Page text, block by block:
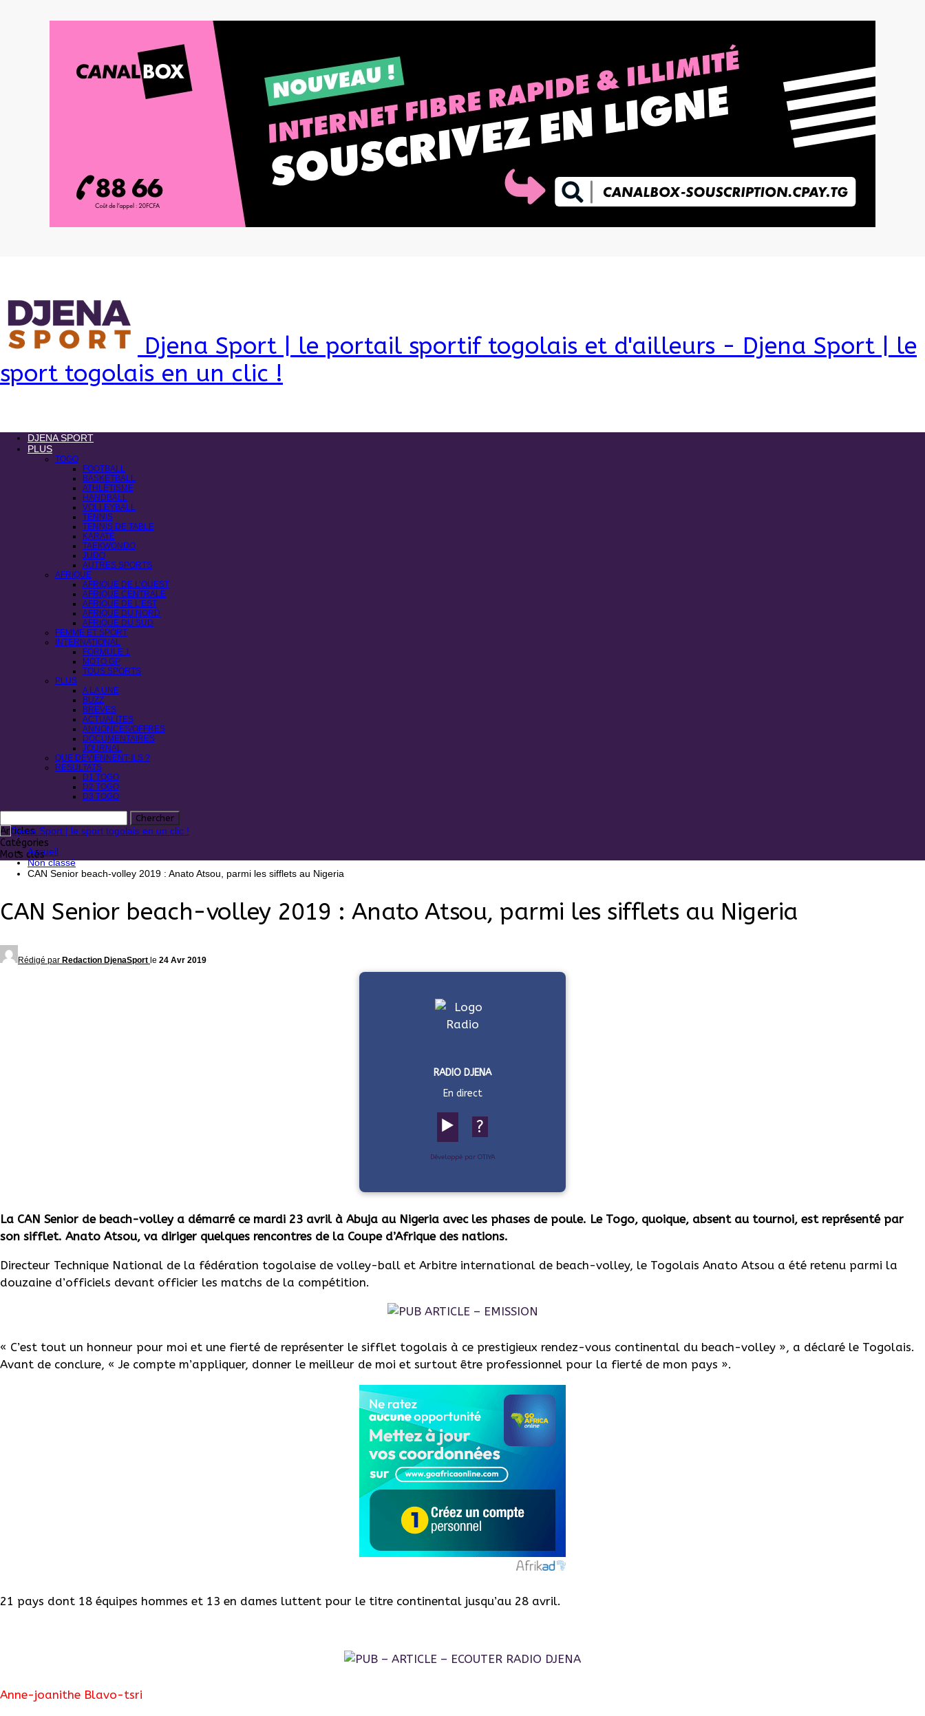
Djena Sport | le portail sportif togolais et d'ailleurs - Djena Sport | le
sport togolais en un clic !
DJENA SPORT
PLUS
TOGO
FOOTBALL
BASKETBALL
ATHLÉTISME
HANDBALL
VOLLEYBALL
TENNIS
TENNIS DE TABLE
KARATÉ
TAEKWONDO
JUDO
AUTRES SPORTS
AFRIQUE
AFRIQUE DE L’OUEST
AFRIQUE CENTRALE
AFRIQUE DE L’EST
AFRIQUE DU NORD
AFRIQUE DU SUD
FEMME ET SPORT
INTERNATIONAL
FORMULE 1
MOTO GP
TOUS SPORTS
PLUS
A LA UNE
BUZZ
BREVES
ACTUALITES
ANNONCES/OFFRES
DOCUMENTAIRES
JOURNAL
QUE DEVIENNENT-ILS ?
RESULTATS
D1 TOGO
D2 TOGO
D3 TOGO
Articles
Catégories
Mots clés
Accueil
Non classé
CAN Senior beach-volley 2019 : Anato Atsou, parmi les sifflets au Nigeria
CAN Senior beach-volley 2019 : Anato Atsou, parmi les sifflets au Nigeria
Rédigé par Redaction DjenaSport le 24 Avr 2019
RADIO DJENA
En direct
▶️ ?
Développé par OTIYA
La CAN Senior de beach-volley a démarré ce mardi 23 avril à Abuja au Nigeria avec les phases de poule. Le Togo, quoique, absent au tournoi, est représenté par
son sifflet. Anato Atsou, va diriger quelques rencontres de la Coupe d’Afrique des nations.
Directeur Technique National de la fédération togolaise de volley-ball et Arbitre international de beach-volley, le Togolais Anato Atsou a été retenu parmi la
douzaine d’officiels devant officier les matchs de la compétition.
« C’est tout un honneur pour moi et une fierté de représenter le sifflet togolais à ce prestigieux rendez-vous continental du beach-volley », a déclaré le Togolais.
Avant de conclure, « Je compte m’appliquer, donner le meilleur de moi et surtout être professionnel pour la fierté de mon pays ».
21 pays dont 18 équipes hommes et 13 en dames luttent pour le titre continental jusqu’au 28 avril.
Anne-joanithe Blavo-tsri